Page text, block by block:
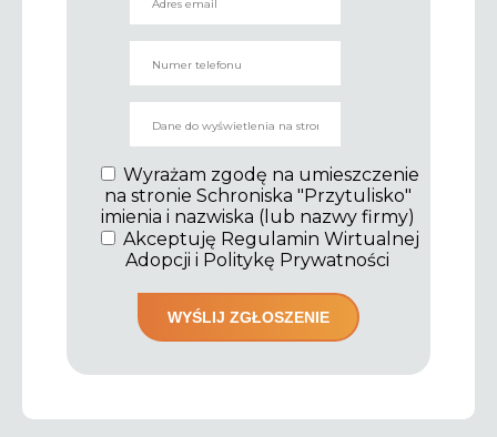
Wyrażam zgodę na umieszczenie
na stronie Schroniska "Przytulisko"
imienia i nazwiska (lub nazwy firmy)
Akceptuję Regulamin Wirtualnej
Adopcji i Politykę Prywatności